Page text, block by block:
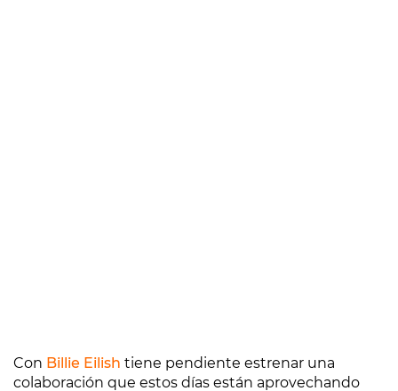
Con Billie Eilish tiene pendiente estrenar una
colaboración que estos días están aprovechando